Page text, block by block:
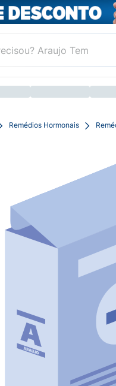
Remédios Hormonais